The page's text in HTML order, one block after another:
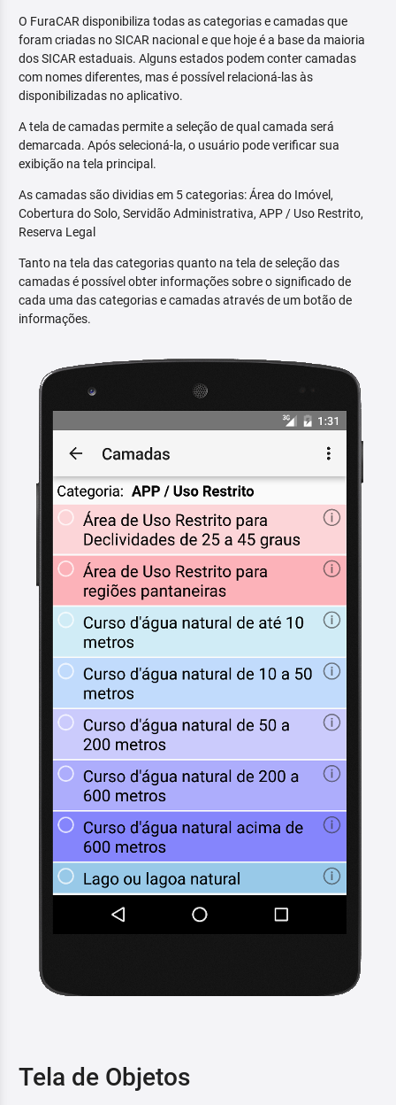
O FuraCAR disponibiliza todas as categorias e camadas que
foram criadas no SICAR nacional e que hoje é a base da maioria
dos SICAR estaduais. Alguns estados podem conter camadas
com nomes diferentes, mas é possível relacioná-las às
disponibilizadas no aplicativo.
A tela de camadas permite a seleção de qual camada será
demarcada. Após selecioná-la, o usuário pode verificar sua
exibição na tela principal.
As camadas são dividias em 5 categorias: Área do Imóvel,
Cobertura do Solo, Servidão Administrativa, APP / Uso Restrito,
Reserva Legal
Tanto na tela das categorias quanto na tela de seleção das
camadas é possível obter informações sobre o significado de
cada uma das categorias e camadas através de um botão de
informações.
Tela de Objetos